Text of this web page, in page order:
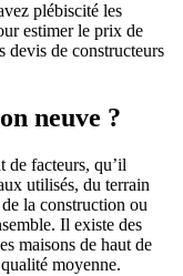
plébiscité les
estimer le prix de
devis de constructeurs
neuve ?
de facteurs, qu’il
utilisés, du terrain
la construction ou
Il existe des
maisons de haut de
moyenne.